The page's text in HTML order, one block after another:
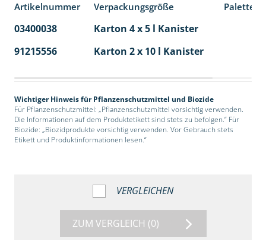
Artikelnummer Verpackungsgröße
03400038 Karton 4 x 5 l Kanister
91215556
Karton 2 x 10 l Kanister
Wichtiger Hinweis für Pflanzenschutzmittel und Biozide
Für Pflanzenschutzmittel: „Pflanzenschutzmittel vorsichtig verwenden.
Die Informationen auf dem Produktetikett sind stets zu befolgen.“ Für
Biozide: „Biozidprodukte vorsichtig verwenden. Vor Gebrauch stets
Etikett und Produktinformationen lesen.“
VERGLEICHEN
ZUM VERGLEICH (0)